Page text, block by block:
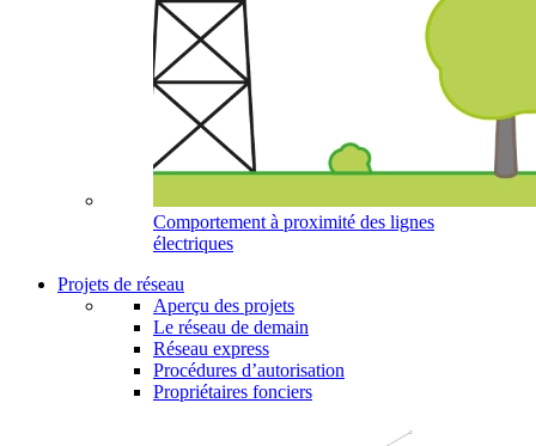
Comportement à proximité des lignes
électriques
Projets de réseau
Aperçu des projets
Le réseau de demain
Réseau express
Procédures d’autorisation
Propriétaires fonciers